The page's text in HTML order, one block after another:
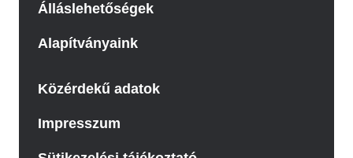
Álláslehetőségek
Alapítványaink
Közérdekű adatok
Impresszum